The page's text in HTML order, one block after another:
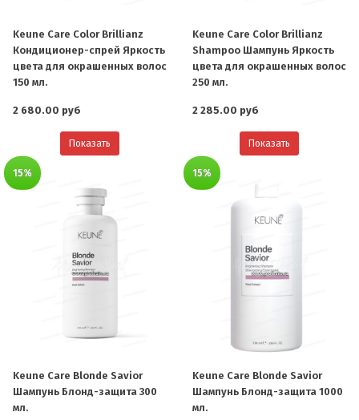
Keune Care Color Brillianz
Кондиционер-cпрей Яркость
цвета для окрашенных волос
150 мл.
2 680.00 руб
Показать
Keune Care Color Brillianz
Shampoo Шампунь Яркость
цвета для окрашенных волос
250 мл.
2 285.00 руб
Показать
15%
Keune Care Blonde Savior
Шампунь Блонд-защита 300
мл.
15%
Keune Care Blonde Savior
Шампунь Блонд-защита 1000
мл.